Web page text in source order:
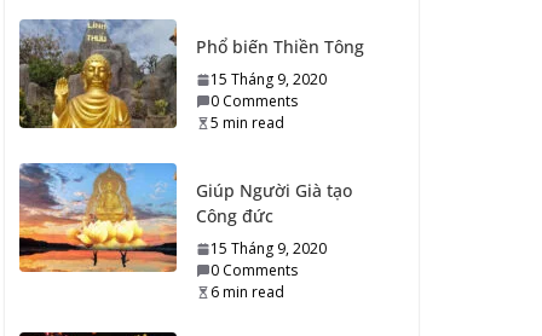
Phổ biến Thiền Tông
15 Tháng 9, 2020
0 Comments
5 min read
Giúp Người Già tạo
Công đức
15 Tháng 9, 2020
0 Comments
6 min read